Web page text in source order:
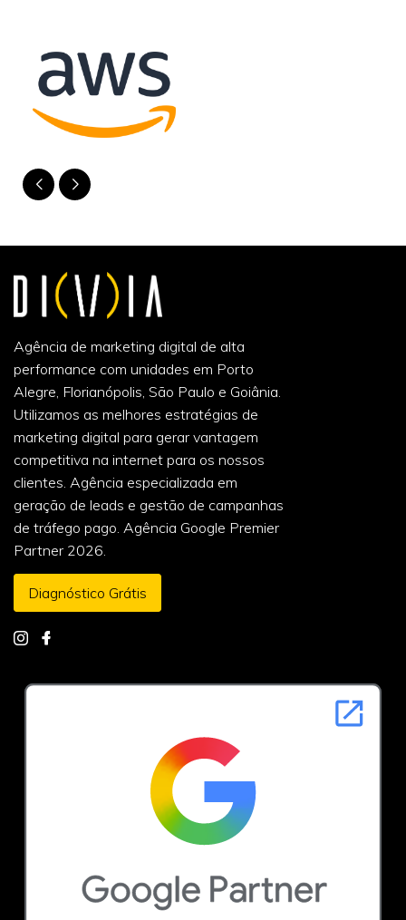
Agência de marketing digital de alta
performance com unidades em Porto
Alegre, Florianópolis, São Paulo e Goiânia.
Utilizamos as melhores estratégias de
marketing digital para gerar vantagem
competitiva na internet para os nossos
clientes. Agência especializada em
geração de leads e gestão de campanhas
de tráfego pago. Agência Google Premier
Partner 2026.
Diagnóstico Grátis